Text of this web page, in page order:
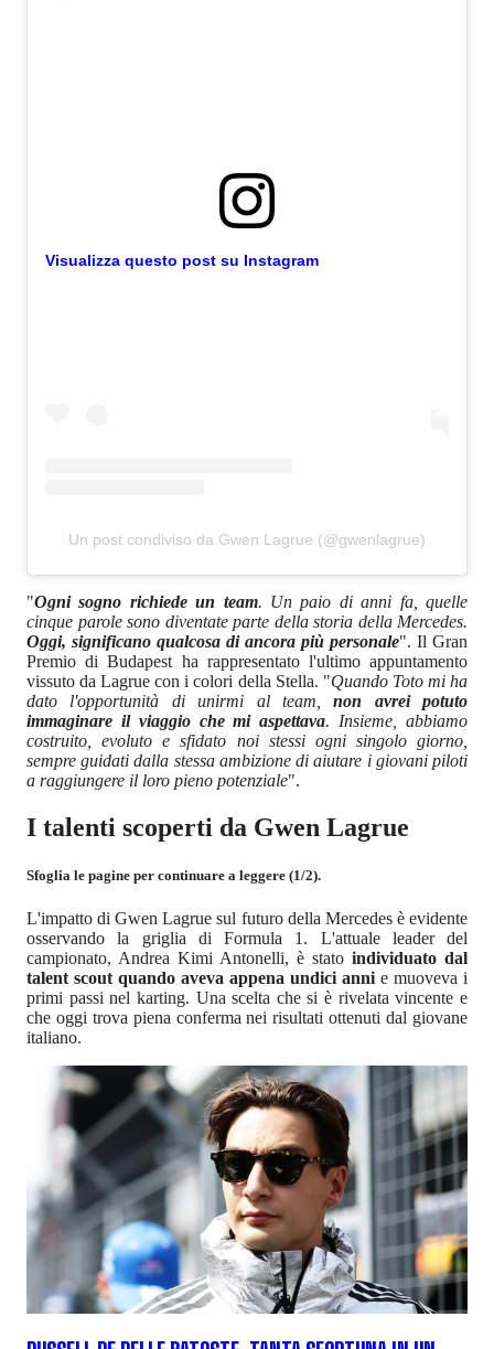
Visualizza questo post su Instagram
Un post condiviso da Gwen Lagrue (@gwenlagrue)
"Ogni sogno richiede un team. Un paio di anni fa, quelle
cinque parole sono diventate parte della storia della Mercedes.
Oggi, significano qualcosa di ancora più personale". Il Gran
Premio di Budapest ha rappresentato l'ultimo appuntamento
vissuto da Lagrue con i colori della Stella. "Quando Toto mi ha
dato l'opportunità di unirmi al team,non avrei potuto
immaginare il viaggio che mi aspettava. Insieme, abbiamo
costruito, evoluto e sfidato noi stessi ogni singolo giorno,
sempre guidati dalla stessa ambizione di aiutare i giovani piloti
a raggiungere il loro pieno potenziale".
I talenti scoperti da Gwen Lagrue
Sfoglia le pagine per continuare a leggere (1/2).
L'impatto di Gwen Lagrue sul futuro della Mercedes è evidente
osservando la griglia di Formula 1. L'attuale leader del
campionato, Andrea Kimi Antonelli, è stato individuato dal
talent scout quando aveva appena undici anni e muoveva i
primi passi nel karting. Una scelta che si è rivelata vincente e
che oggi trova piena conferma nei risultati ottenuti dal giovane
italiano.